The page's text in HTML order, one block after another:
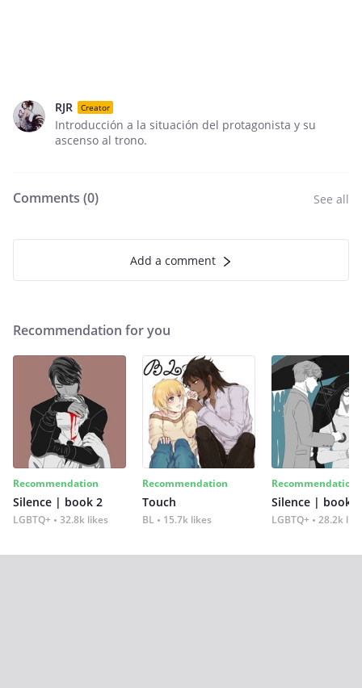
RJR Creator
Introducción a la situación del protagonista y su
ascenso al trono.
Comments (0) See all
Add a comment
Recommendation for you
Recommendation
Silence | book 2
LGBTQ+ 32.8k likes
Recommendation
Touch
BL 15.7k likes
Recommendation
Silence | book 1
LGBTQ+ 28.2k